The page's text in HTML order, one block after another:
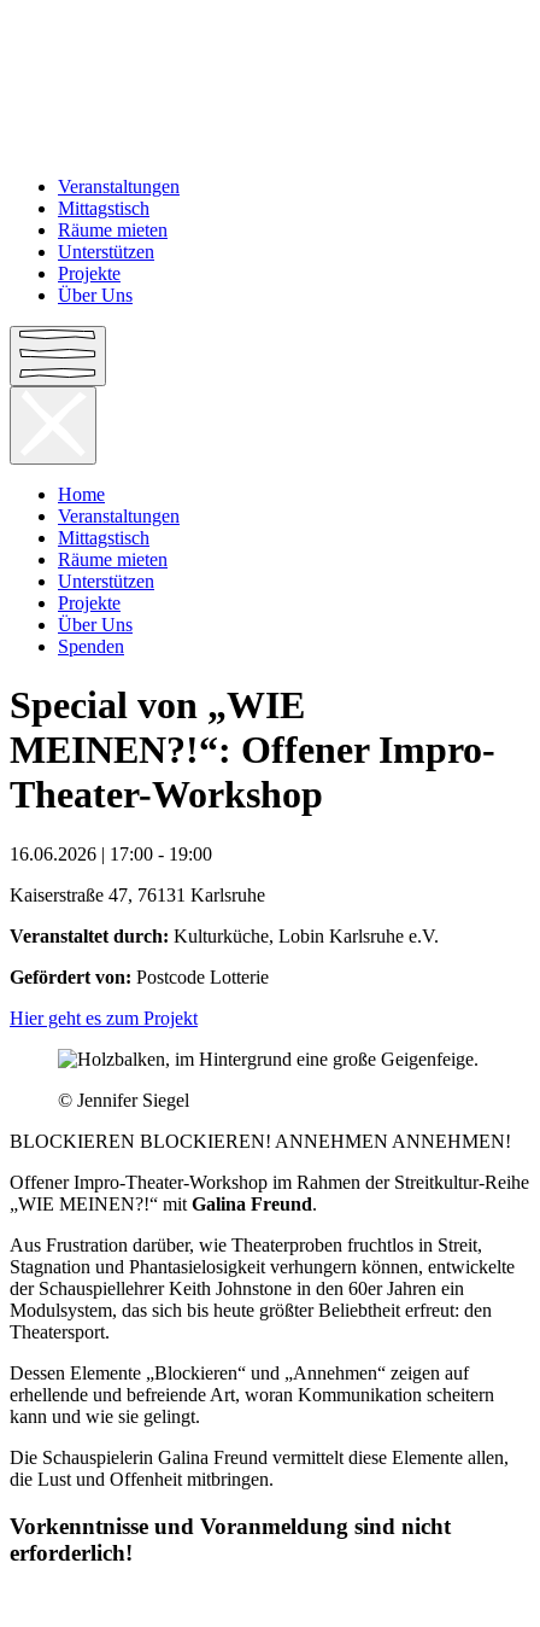
Veranstaltungen
Mittagstisch
Räume mieten
Unterstützen
Projekte
Über Uns
Home
Veranstaltungen
Mittagstisch
Räume mieten
Unterstützen
Projekte
Über Uns
Spenden
Special von „WIE
MEINEN?!“: Offener Impro-
Theater-Workshop
16.06.2026 | 17:00 - 19:00
Kaiserstraße 47, 76131 Karlsruhe
Veranstaltet durch: Kulturküche, Lobin Karlsruhe e.V.
Gefördert von: Postcode Lotterie
Hier geht es zum Projekt
© Jennifer Siegel
BLOCKIEREN BLOCKIEREN! ANNEHMEN ANNEHMEN!
Offener Impro-Theater-Workshop im Rahmen der Streitkultur-Reihe
„WIE MEINEN?!“ mit Galina Freund.
Aus Frustration darüber, wie Theaterproben fruchtlos in Streit,
Stagnation und Phantasielosigkeit verhungern können, entwickelte
der Schauspiellehrer Keith Johnstone in den 60er Jahren ein
Modulsystem, das sich bis heute größter Beliebtheit erfreut: den
Theatersport.
Dessen Elemente „Blockieren“ und „Annehmen“ zeigen auf
erhellende und befreiende Art, woran Kommunikation scheitern
kann und wie sie gelingt.
Die Schauspielerin Galina Freund vermittelt diese Elemente allen,
die Lust und Offenheit mitbringen.
Vorkenntnisse und Voranmeldung sind nicht
erforderlich!